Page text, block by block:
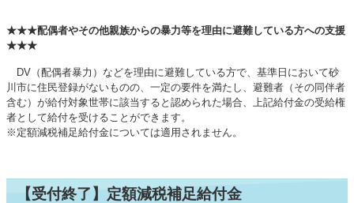
★★★配偶者やその他親族からの暴力等を理由に避難している方への支援
★★★
DV（配偶者暴力）などを理由に避難している方で、基準日において砂
川市に住民登録がないものの、一定の要件を満たし、避難者（その同伴者
含む）が給付対象世帯に該当すると認められた場合、上記給付金の受給権
者として給付を受けることができます。
※定額減税補足給付金については適用されません。
【受付終了】定額減税補足給付金